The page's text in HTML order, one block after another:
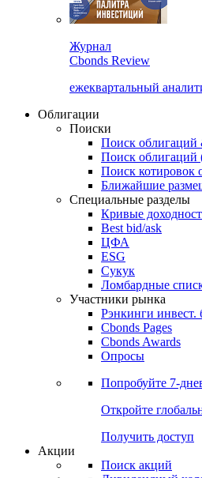
Журнал
Cbonds Review
ежеквартальный
Облигации
Поиски
Поиск облигаций
Поиск облигаций
Поиск котировок
Ближайшие
Специальные разделы
Кривые доходности
Best bid/ask
ЦФА
ESG
Сукук
Ломбардные
Участники рынка
Рэнкинги инвест.
Cbonds Pages
Cbonds Awards
Опросы
Попробуйте7-
Откройте